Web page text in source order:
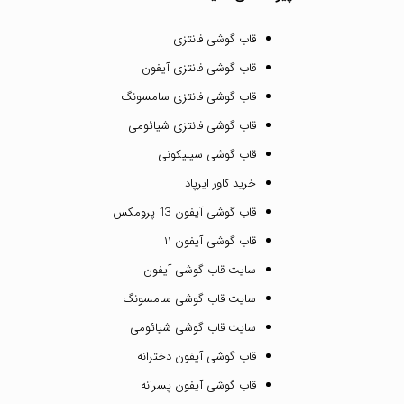
قاب گوشی فانتزی
قاب گوشی فانتزی آیفون
قاب گوشی فانتزی سامسونگ
قاب گوشی فانتزی شیائومی
قاب گوشی سیلیکونی
خرید کاور ایرپاد
قاب گوشی آیفون 13 پرومکس
قاب گوشی آیفون ۱۱
سایت قاب گوشی آیفون
سایت قاب گوشی سامسونگ
سایت قاب گوشی شیائومی
قاب گوشی آیفون دخترانه
قاب گوشی آیفون پسرانه